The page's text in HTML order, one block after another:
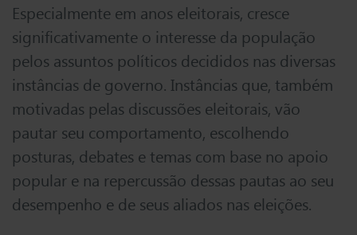
Especialmente em anos eleitorais, cresce
significativamente o interesse da população
pelos assuntos políticos decididos nas diversas
instâncias de governo. Instâncias que, também
motivadas pelas discussões eleitorais, vão
pautar seu comportamento, escolhendo
posturas, debates e temas com base no apoio
popular e na repercussão dessas pautas ao seu
desempenho e de seus aliados nas eleições.